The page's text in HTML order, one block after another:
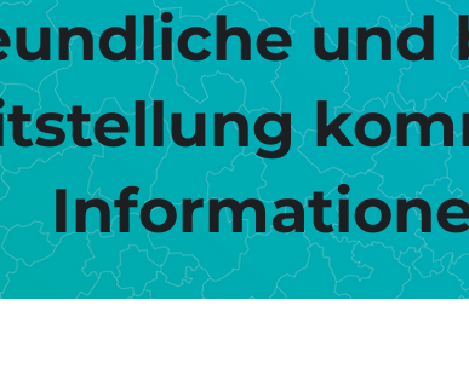
und